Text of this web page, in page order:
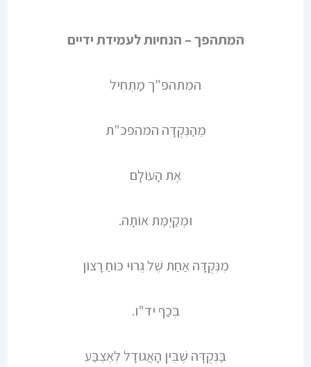
המתהפך– הנחיות לעמידת ידיים
המתהפ"ך מַתְחִיל
מֵהַנְּקֻדָּה המהפכ"ת
אֶת הָעוֹלָם
וּמְקַיֶּמֶת אוֹתָהּ.
מִנְּקֻדָּה אַחַת שֶׁל גֵּרוּי כּוֹחַ רָצוֹן
בְּכַף יד"ו.
בַּנְּקֻדָּה שֶׁבֵּין הָאֲגוּדָל לְאֶצְבַּע